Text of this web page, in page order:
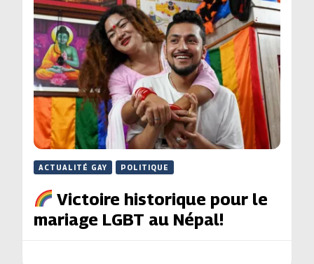
ACTUALITÉ GAY POLITIQUE
Victoire historique pour le
mariage LGBT au Népal!